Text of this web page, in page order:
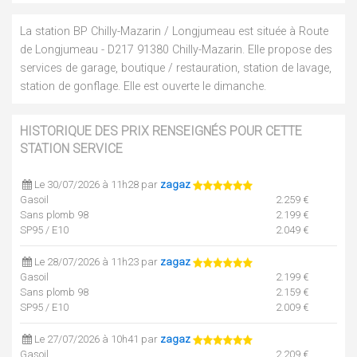
La station BP Chilly-Mazarin / Longjumeau est située à Route
de Longjumeau - D217 91380 Chilly-Mazarin. Elle propose des
services de garage, boutique / restauration, station de lavage,
station de gonflage. Elle est ouverte le dimanche.
HISTORIQUE DES PRIX RENSEIGNÉS POUR CETTE
STATION SERVICE
Le 30/07/2026 à 11h28 par zagaz
Gasoil
2.259 €
Sans plomb 98
2.199 €
SP95 / E10
2.049 €
Le 28/07/2026 à 11h23 par zagaz
Gasoil
2.199 €
Sans plomb 98
2.159 €
SP95 / E10
2.009 €
Le 27/07/2026 à 10h41 par zagaz
Gasoil
2.209 €